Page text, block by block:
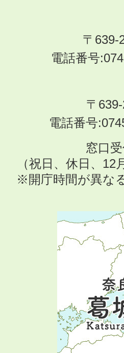
〒
電話番号
〒
電話番号
窓口
（祝日、休日、
※開庁時間が異な